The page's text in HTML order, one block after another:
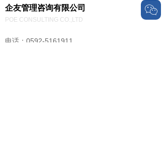
企友管理咨询有限公司
电话：0592-5161911
ꀤ
POE CONSULTING CO.,LTD